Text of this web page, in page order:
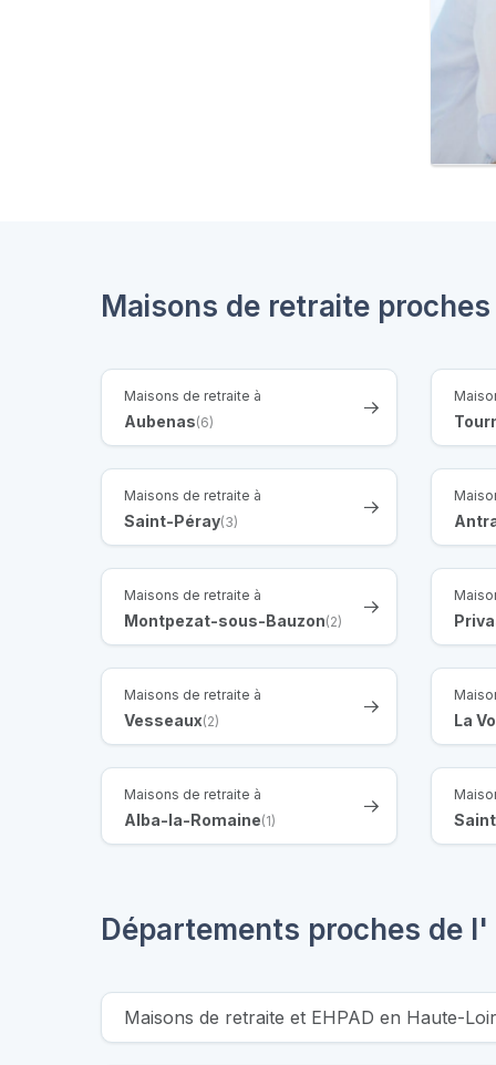
Maisons de retraite
Maisons de retraite à
Aubenas(6)
Maisons de retraite à
Saint-Péray(3)
Maisons de retraite à
Montpezat-sous-Bauzon(2)
Maisons de retraite à
Vesseaux(2) La
Maisons de retraite à
Alba-la-Romaine(1)
Départements proches de l'
Maisons de retraite et EHPAD en Haute-